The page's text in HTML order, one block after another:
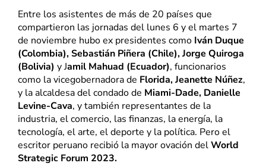
Entre los asistentes de más de 20 países que
compartieron las jornadas del lunes 6 y el martes 7
de noviembre hubo ex presidentes como Iván Duque
(Colombia), Sebastián Piñera (Chile), Jorge Quiroga
(Bolivia) y Jamil Mahuad (Ecuador), funcionarios
como la vicegobernadora de Florida, Jeanette Núñez,
y la alcaldesa del condado de Miami-Dade, Danielle
Levine-Cava, y también representantes de la
industria, el comercio, las finanzas, la energía, la
tecnología, el arte, el deporte y la política. Pero el
escritor peruano recibió la mayor ovación delWorld
Strategic Forum 2023.